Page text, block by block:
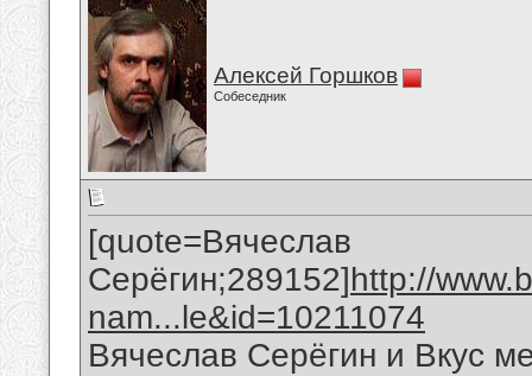
Алексей Горшков
Собеседник
[quote=Вячеслав
Серёгин;289152]http://
nam...le&id=10211074
Вячеслав Серёгин и Вкус